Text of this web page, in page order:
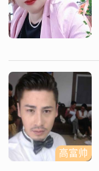
高富帅